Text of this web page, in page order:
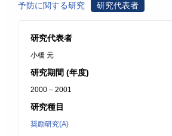
予防に関する研究
研究代表者
研究代表者
小橋 元
研究期間 (年度)
2000 – 2001
研究種目
奨励研究(A)